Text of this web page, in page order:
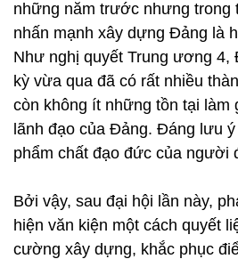
những năm trước nhưng trong
nhấn mạnh xây dựng Đảng là
Như nghị quyết Trung ương 4,
kỳ vừa qua đã có rất nhiều
còn không ít những tồn tại làm
lãnh đạo của Đảng. Đáng lưu
phẩm chất đạo đức của người
Bởi vậy, sau đại hội lần này,
hiện văn kiện một cách quyết
cường xây dựng, khắc phục